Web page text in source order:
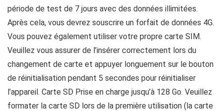
période de test de 7 jours avec des données illimitées.
Après cela, vous devrez souscrire un forfait de données 4G.
Vous pouvez également utiliser votre propre carte SIM.
Veuillez vous assurer de l’insérer correctement lors du
changement de carte et appuyer longuement sur le bouton
de réinitialisation pendant 5 secondes pour réinitialiser
l’appareil. Carte SD Prise en charge jusqu’à 128 Go. Veuillez
formater la carte SD lors de la première utilisation (la carte